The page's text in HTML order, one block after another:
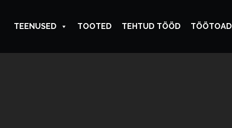
TEENUSED TOOTED TEHTUD TÖÖD TÖÖTOAD